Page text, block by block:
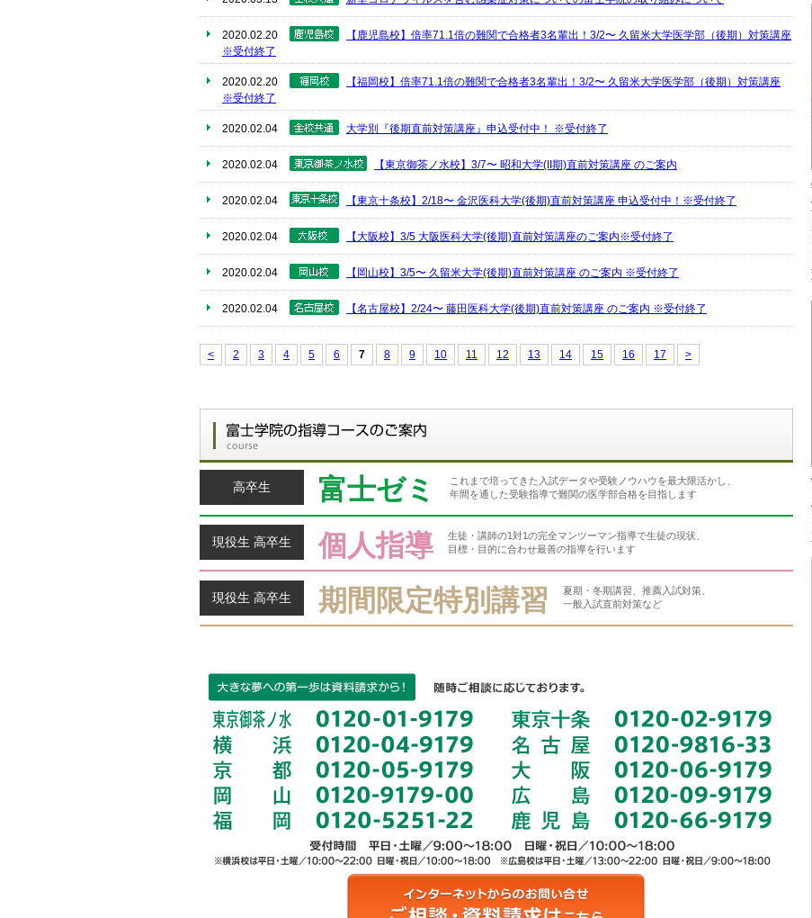
2020.02.20
【鹿児島校】倍率71.1倍の難関で合格者3名輩出！3/2〜 久留米大学医学部（後期）対策講座
※受付終了
2020.02.20
【福岡校】倍率71.1倍の難関で合格者3名輩出！3/2〜 久留米大学医学部（後期）対策講座
※受付終了
2020.02.04 大学別『後期直前対策講座』申込受付中！ ※受付終了
2020.02.04 【東京御茶ノ水校】3/7〜 昭和大学(II期)直前対策講座 のご案内
2020.02.04 【東京十条校】2/18〜 金沢医科大学(後期)直前対策講座 申込受付中！※受付終了
2020.02.04 【大阪校】3/5 大阪医科大学(後期)直前対策講座のご案内※受付終了
2020.02.04 【岡山校】3/5〜 久留米大学(後期)直前対策講座 のご案内 ※受付終了
2020.02.04 【名古屋校】2/24〜 藤田医科大学(後期)直前対策講座 のご案内 ※受付終了
< 2 3 4 5 6 7 8 9 10 11 12 13 14 15 16 17 >
高卒生 富士ゼミ
これまで培ってきた入試データや受験ノウハウを最大限活かし、
年間を通した受験指導で難関の医学部合格を目指します
現役生 高卒生 個人指導
生徒・講師の1対1の完全マンツーマン指導で生徒の現状、
目標・目的に合わせ最善の指導を行います
現役生 高卒生 期間限定特別講習
夏期・冬期講習、推薦入試対策、
一般入試直前対策など